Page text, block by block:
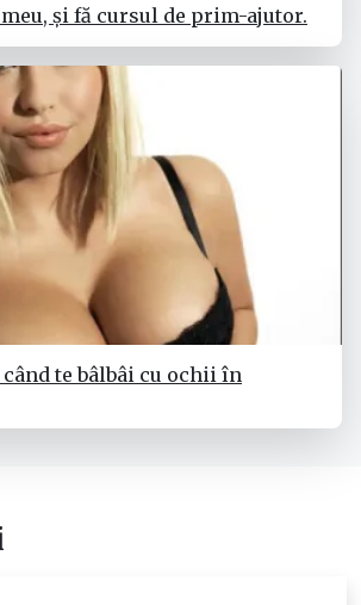
și fă cursul de prim-ajutor.
te bâlbâi cu ochii în